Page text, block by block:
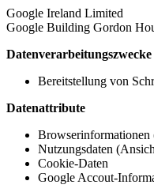
Google Ireland Limited
Google Building Gordon
Datenverarbeitungszwecke
Bereitstellung von
Datenattribute
Browserinformationen
Nutzungsdaten
Cookie-Daten
Google Accout-